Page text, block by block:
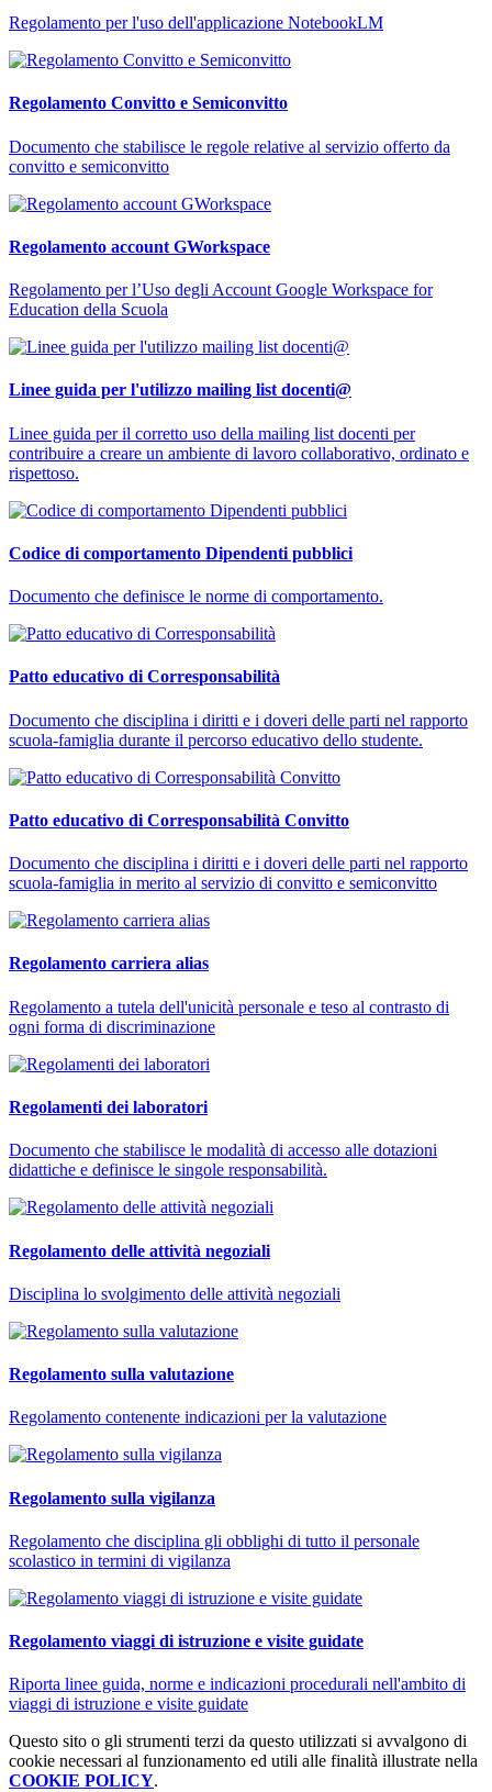
Regolamento per l'uso dell'applicazione NotebookLM
Regolamento Convitto e Semiconvitto
Documento che stabilisce le regole relative al servizio offerto da
convitto e semiconvitto
Regolamento account GWorkspace
Regolamento per l’Uso degli Account Google Workspace for
Education della Scuola
Linee guida per l'utilizzo mailing list docenti@
Linee guida per il corretto uso della mailing list docenti per
contribuire a creare un ambiente di lavoro collaborativo, ordinato e
rispettoso.
Codice di comportamento Dipendenti pubblici
Documento che definisce le norme di comportamento.
Patto educativo di Corresponsabilità
Documento che disciplina i diritti e i doveri delle parti nel rapporto
scuola-famiglia durante il percorso educativo dello studente.
Patto educativo di Corresponsabilità Convitto
Documento che disciplina i diritti e i doveri delle parti nel rapporto
scuola-famiglia in merito al servizio di convitto e semiconvitto
Regolamento carriera alias
Regolamento a tutela dell'unicità personale e teso al contrasto di
ogni forma di discriminazione
Regolamenti dei laboratori
Documento che stabilisce le modalità di accesso alle dotazioni
didattiche e definisce le singole responsabilità.
Regolamento delle attività negoziali
Disciplina lo svolgimento delle attività negoziali
Regolamento sulla valutazione
Regolamento contenente indicazioni per la valutazione
Regolamento sulla vigilanza
Regolamento che disciplina gli obblighi di tutto il personale
scolastico in termini di vigilanza
Regolamento viaggi di istruzione e visite guidate
Riporta linee guida, norme e indicazioni procedurali nell'ambito di
viaggi di istruzione e visite guidate
Questo sito o gli strumenti terzi da questo utilizzati si avvalgono di
cookie necessari al funzionamento ed utili alle finalità illustrate nella
COOKIE POLICY.